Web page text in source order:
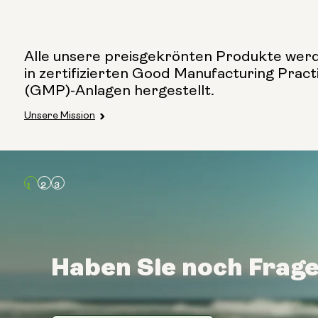
Alle unsere preisgekrönten Produkte
in zertifizierten Good Manufacturing
(GMP)-Anlagen hergestellt.
Unsere Mission
Haben Sie noch
Haben Sie noch
Haben Sie noch